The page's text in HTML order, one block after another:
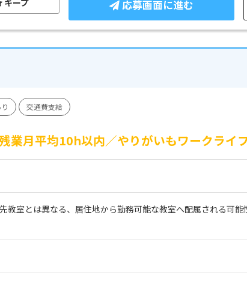
応募画面に進む
交通費支給
業月平均10h以内／やりがいもワークライ
室とは異なる、居住地から勤務可能な教室へ配属される可